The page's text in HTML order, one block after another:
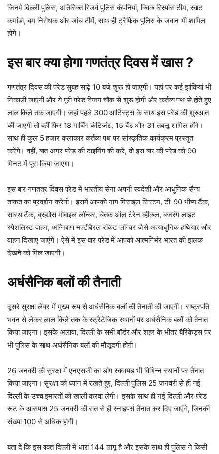
जिनमें दिल्ली पुलिस, अतिरिक्त रिजर्व पुलिस कंपनियां, क्विक रिस्पांस टीम, स्वाट
कमांडो, बम निरोधक और जांच टीमें, साथ ही ट्रैफिक पुलिस के जवान भी शामिल
होंगे।
इस बार क्या होगा गणतंत्र दिवस में खास ?
गणतंत्र दिवस की परेड सुबह साढ़े 10 बजे शुरू हो जाएगी। यहां पर कई झांकियां भी
निकाली जाएंगी और ये पूरी परेड विजय चौक से शुरू होगी और कर्तव्य पथ से होते हुए
लाल किले तक जाएगी। जहां पहले 300 आर्टिस्ट्स के साथ इस परेड की शुरुआत
की जाएगी तो वहीं फिर 18 मार्चिंग कंटिजंट, 15 बैंड और 31 तबलू शामिल होंगे।
साथ ही कुल 5 हजार कलाकार कर्तव्य पथ पर सांस्कृतिक कार्यक्रम प्रस्तुत
करेंगे। वहीं, बात अगर परेड की टाइमिंग की करें, तो इस बार की परेड को 90
मिनट में पूरा किया जाएगा।
इस बार गणतंत्र दिवस परेड में भारतीय सेना अपनी स्वदेशी और आधुनिक सैन्य
ताकत का प्रदर्शन करेगी। इसमें आपको नाग मिसाइल सिस्टम, टी-90 भीष्म टैंक,
सारथ टैंक, ब्रह्मोस मोबाइल लॉन्चर, चेतक ऑल टेरेन व्हीकल, बजरंग लाइट
स्पेशलिस्ट वाहन, अग्निबाण मल्टीबैरल रॉकेट लॉन्चर जैसे अत्याधुनिक हथियार और
वाहन दिखाए जाएंगे। ऐसे में इस बार परेड में आपको आत्मनिर्भर भारत की झलक
देखने को मिल जाएगी।
अर्धसैनिक बलों की तैनाती
दूसरे सुरक्षा लेयर में मुख्य रूप से अर्धसैनिक बलों की तैनाती की जाएगी। राष्ट्रपति
भवन से लेकर लाल किले तक के स्ट्रैटेजिक स्थानों पर अर्धसैनिक बलों को तैनात
किया जाएगा। इसके अलावा, दिल्ली के सभी बॉर्डर और शहर के भीतर बैरिकेड्स पर
भी पुलिस के साथ अर्धसैनिक बलों की मौजूदगी होगी।
26 जनवरी की सुरक्षा में एनएसजी का डॉग स्क्वायड भी विभिन्न स्थानों पर तैनात
किया जाएगा। सुरक्षा को ध्यान में रखते हुए, दिल्ली पुलिस 25 जनवरी से ही नई
दिल्ली के उच्च इमारतों को खाली करवा लेगी। इसके साथ ही नई दिल्ली और परेड
रूट के आसपास 25 जनवरी की रात से ही स्नाइपर्स तैनात कर दिए जाएंगे, जिनकी
संख्या 100 से अधिक होगी।
बता दें कि इस वक्त दिल्ली में धारा 144 लागू है और इसके साथ ही पुलिस ने किसी